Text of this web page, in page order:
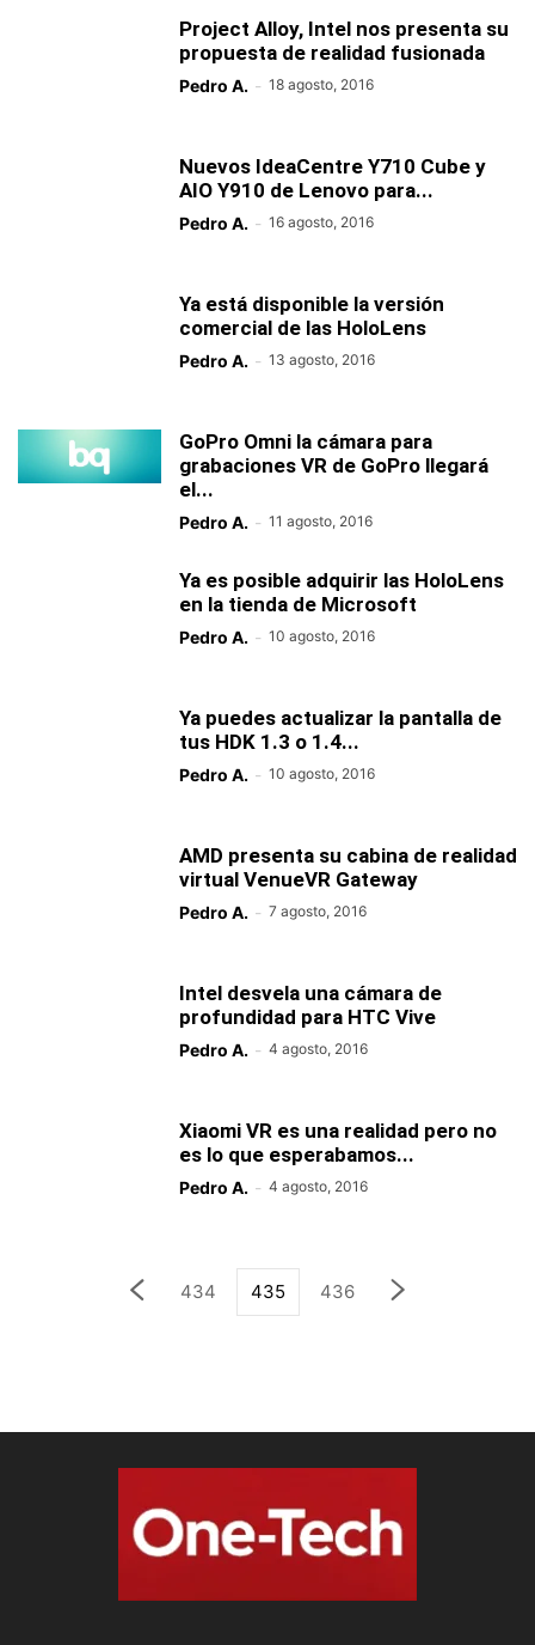
Project Alloy, Intel nos presenta su
propuesta de realidad fusionada
Pedro A. - 18 agosto, 2016
Nuevos IdeaCentre Y710 Cube y
AIO Y910 de Lenovo para...
Pedro A. - 16 agosto, 2016
Ya está disponible la versión
comercial de las HoloLens
Pedro A. - 13 agosto, 2016
GoPro Omni la cámara para
grabaciones VR de GoPro llegará
el...
Pedro A. - 11 agosto, 2016
Ya es posible adquirir las HoloLens
en la tienda de Microsoft
Pedro A. - 10 agosto, 2016
Ya puedes actualizar la pantalla de
tus HDK 1.3 o 1.4...
Pedro A. - 10 agosto, 2016
AMD presenta su cabina de realidad
virtual VenueVR Gateway
Pedro A. - 7 agosto, 2016
Intel desvela una cámara de
profundidad para HTC Vive
Pedro A. - 4 agosto, 2016
Xiaomi VR es una realidad pero no
es lo que esperabamos...
Pedro A. - 4 agosto, 2016
434 435 436